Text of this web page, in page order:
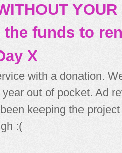
the funds to
X
with a donation.
out of pocket. Ad
keeping the
:(